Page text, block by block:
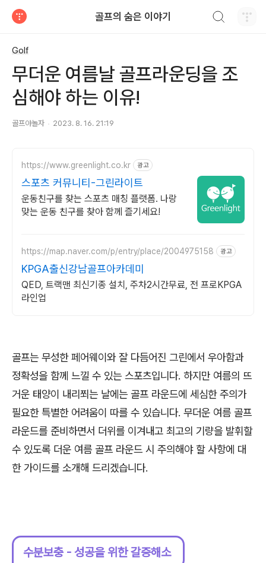
골프의 숨은 이야기
Golf
무더운 여름날 골프라운딩을 조
심해야 하는 이유!
골프야놀자 2023. 8. 16. 21:19
https://www.greenlight.co.kr 광고
스포츠 커뮤니티-그린라이트
운동친구를 찾는 스포츠 매칭 플랫폼. 나랑
맞는 운동 친구를 찾아 함께 즐기세요!
https://map.naver.com/p/entry/place/2004975158 광고
KPGA출신강남골프아카데미
QED, 트랙맨 최신기종 설치, 주차2시간무료, 전 프로KPGA
라인업
골프는 무성한 페어웨이와 잘 다듬어진 그린에서 우아함과
정확성을 함께 느낄 수 있는 스포츠입니다. 하지만 여름의 뜨
거운 태양이 내리쬐는 날에는 골프 라운드에 세심한 주의가
필요한 특별한 어려움이 따를 수 있습니다. 무더운 여름 골프
라운드를 준비하면서 더위를 이겨내고 최고의 기량을 발휘할
수 있도록 더운 여름 골프 라운드 시 주의해야 할 사항에 대
한 가이드를 소개해 드리겠습니다.
수분보충 - 성공을 위한 갈증해소